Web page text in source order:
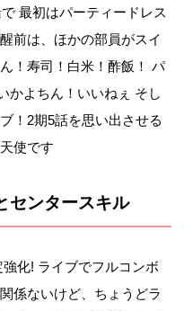
最初はパーティードレス
前は、ほかの部員がスイ
！寿司！白米！酢飯！ パ
かよちん！いいねぇ そし
！2期5話を思い出させる
使です
ンタースキル
化! ライブでフルコンボ
係ないけど、ちょうどラ